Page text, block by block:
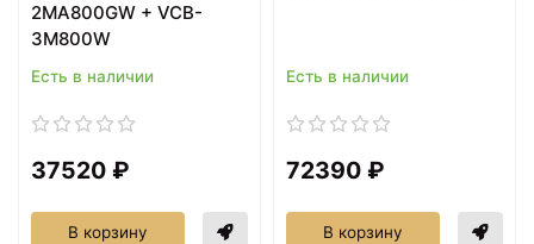
2MA800GW + VCB-
3M800W
Есть в наличии
37520 ₽
В корзину
Есть в наличии
72390 ₽
В корзину